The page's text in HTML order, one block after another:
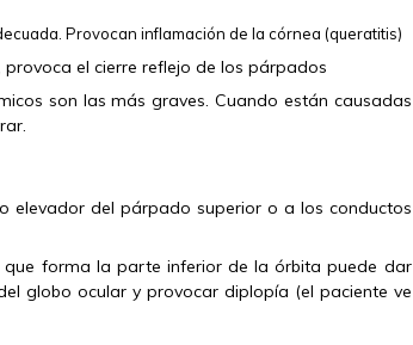
Provocan inflamación de la córnea (queratitis)
el cierre reflejo de los párpados
son las más graves. Cuando están causadas
elevador del párpado superior o a los conductos
que forma la parte inferior de la órbita puede dar
globo ocular y provocar diplopía (el paciente ve